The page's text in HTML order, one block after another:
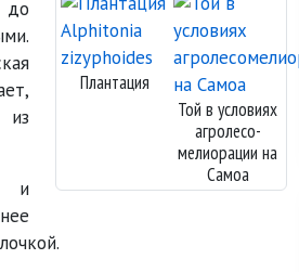
Плантация
Той в условиях
агролесо­
мелиорации на
Самоа
до
из
и